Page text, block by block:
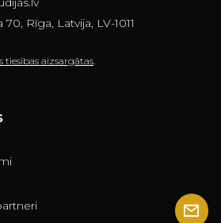
Rīga, Latvija, LV-1011
tiesības aizsargātas.